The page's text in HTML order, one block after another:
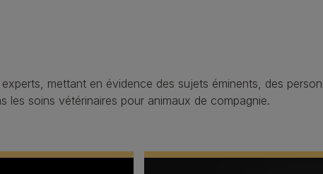
mettant en évidence des sujets éminents, des
les soins vétérinaires pour animaux de compagnie.